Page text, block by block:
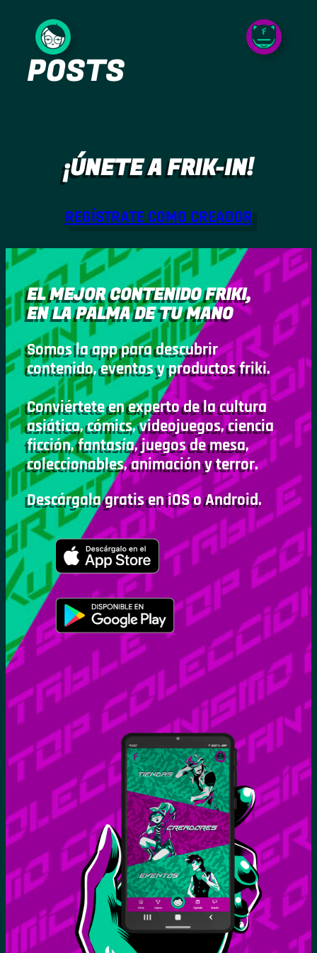
contenido
POSTS
¡ÚNETE A FRIK-IN!
REGÍSTRATE COMO CREADOR
EL MEJOR CONTENIDO FRIKI,
EN LA PALMA DE TU MANO
Somos la app para descubrir
contenido, eventos y productos friki.
Conviértete en experto de la cultura
asiática, cómics, videojuegos, ciencia
ficción, fantasía, juegos de mesa,
coleccionables, animación y terror.
Descárgala gratis en iOS o Android.